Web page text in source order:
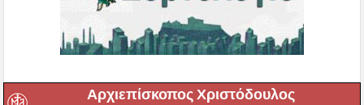
Αρχιεπίσκοπος Χριστόδουλος